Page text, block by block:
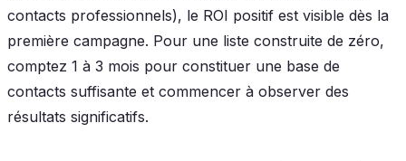
contacts professionnels), le ROI positif est visible dès la
première campagne. Pour une liste construite de zéro,
comptez 1 à 3 mois pour constituer une base de
contacts suffisante et commencer à observer des
résultats significatifs.